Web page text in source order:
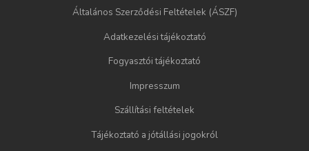
Általános Szerződési Feltételek (ÁSZF)
Adatkezelési tájékoztató
Fogyasztói tájékoztató
Impresszum
Szállítási feltételek
Tájékoztató a jótállási jogokról